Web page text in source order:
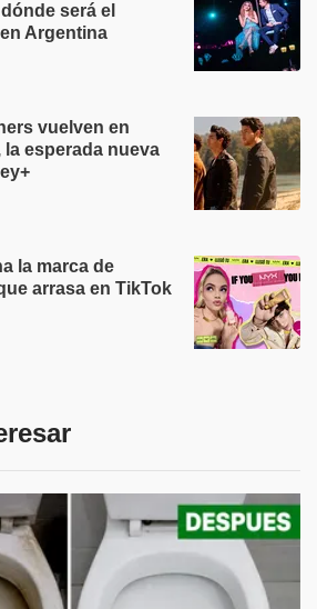
será el
Argentina
vuelven en
esperada nueva
la marca de
arrasa en TikTok